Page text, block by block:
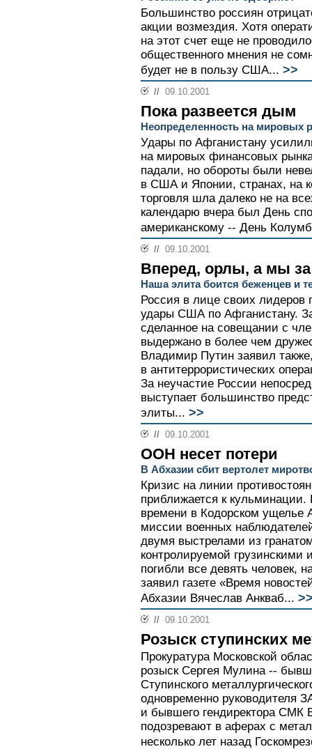
Большинство россиян
акции возмездия. Хотя
на этот счет еще не
общественного мнения не
будет не в пользу США... >>
// 09.10.2001
Пока развеется дым
Неопределенность на мировых
Удары по Афганистану
на мировых финансовых
падали, но обороты были
в США и Японии, странах, на
торговля шла далеко не на
календарю вчера был День
американскому -- День
// 09.10.2001
Вперед, орлы, а мы
Наша элита боится беженцев и
Россия в лице своих лидеров
удары США по Афганистану.
сделанное на совещании с
выдержано в более чем
Владимир Путин заявил
в антитеррористических
За неучастие России
выступает большинство
элиты... >>
// 09.10.2001
ООН несет потери
В Абхазии сбит вертолет
Кризис на линии
приближается к кульминации.
времени в Кодорском ущелье
миссии военных
двумя выстрелами из
контролируемой грузинскими
погибли все девять человек,
заявил газете «Время
Абхазии Вячеслав Анкваб...
// 09.10.2001
Розыск ступинских
Прокуратура Московской
розыск Сергея Мулина --
Ступинского
одновременно руководителя
и бывшего гендиректора СМК
подозревают в аферах с
несколько лет назад